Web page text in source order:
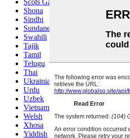
Scots Gaelic
Shona
Sindhi
Sundanese
Swahili
Tajik
Tamil
Telugu
Thai
Ukrainian
Urdu
Uzbek
Vietnamese
Welsh
Xhosa
Yiddish